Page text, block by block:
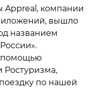
компании
вышло
названием
помощью
по нашей